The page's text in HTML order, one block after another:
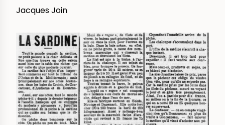
Jacques Join
IMAGE